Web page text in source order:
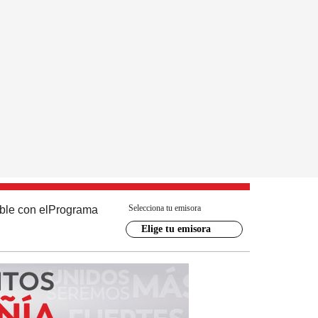
con el Programa Selecciona tu emisora
Elige tu emisora